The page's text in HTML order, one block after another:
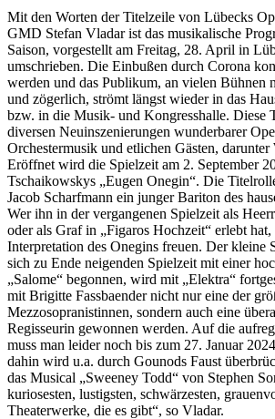
Mit den Worten der Titelzeile von Lübecks
GMD Stefan Vladar ist das musikalische
Saison, vorgestellt am Freitag, 28. April in
umschrieben. Die Einbußen durch Corona
werden und das Publikum, an vielen Bühnen
und zögerlich, strömt längst wieder in das
bzw. in die Musik- und Kongresshalle. Diese
diversen Neuinszenierungen wunderbarer
Orchestermusik und etlichen Gästen, darunter
Eröffnet wird die Spielzeit am 2. September
Tschaikowskys „Eugen Onegin“. Die
Jacob Scharfmann ein junger Bariton des
Wer ihn in der vergangenen Spielzeit als
oder als Graf in „Figaros Hochzeit“ erlebt
Interpretation des Onegins freuen. Der kleine
sich zu Ende neigenden Spielzeit mit einer
„Salome“ begonnen, wird mit „Elektra“
mit Brigitte Fassbaender nicht nur eine der
Mezzosopranistinnen, sondern auch eine
Regisseurin gewonnen werden. Auf die
muss man leider noch bis zum 27. Januar
dahin wird u.a. durch Gounods Faust
das Musical „Sweeney Todd“ von Stephen
kuriosesten, lustigsten, schwärzesten,
Theaterwerke, die es gibt“, so Vladar.